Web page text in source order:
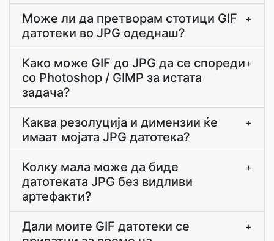
Може ли да претворам стотици GIF
датотеки во JPG одеднаш?
+
Како може GIF до JPG да се спореди
со Photoshop / GIMP за истата
задача?
+
Каква резолуција и димензии ќе
имаат мојата JPG датотека?
+
Колку мала може да биде
датотеката JPG без видливи
артефакти?
+
Дали моите GIF датотеки се
+